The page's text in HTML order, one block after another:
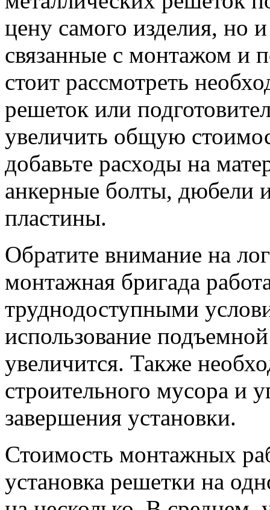
цену самого изделия, но
связанные с монтажом и
стоит рассмотреть
решеток или
увеличить общую
добавьте расходы на
анкерные болты, дюбели
пластины.
Обратите внимание на
монтажная бригада
труднодоступными
использование
увеличится. Также
строительного мусора и
завершения установки.
Стоимость монтажных
установка решетки на